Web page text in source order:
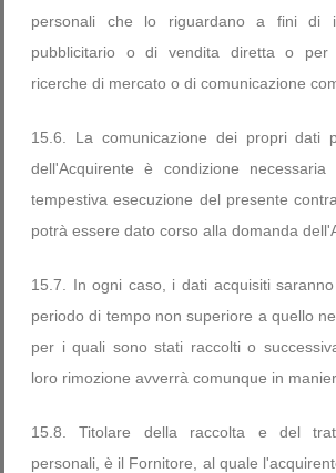
personali che lo riguardano a fini di
pubblicitario o di vendita diretta o per
ricerche di mercato o di comunicazione
15.6. La comunicazione dei propri dati
dell'Acquirente è condizione
tempestiva esecuzione del presente
potrà essere dato corso alla domanda
15.7. In ogni caso, i dati acquisiti
periodo di tempo non superiore a quello
per i quali sono stati raccolti o
loro rimozione avverrà comunque in
15.8. Titolare della raccolta e del
personali, è il Fornitore, al quale